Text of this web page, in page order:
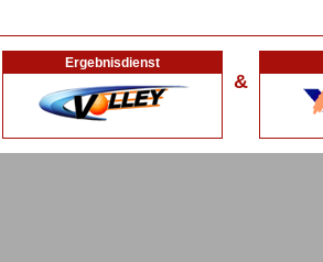
Ergebnisdienst
&